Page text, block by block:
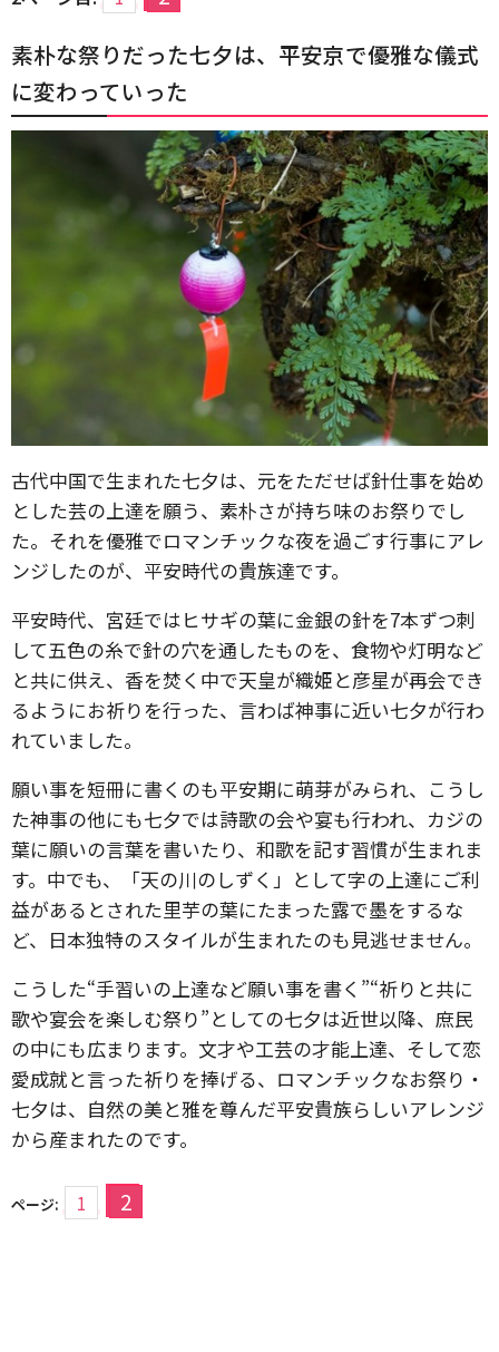
素朴な祭りだった七夕は、平安京で優雅な儀式
に変わっていった
古代中国で生まれた七夕は、元をただせば針仕事を始め
とした芸の上達を願う、素朴さが持ち味のお祭りでし
た。それを優雅でロマンチックな夜を過ごす行事にアレ
ンジしたのが、平安時代の貴族達です。
平安時代、宮廷ではヒサギの葉に金銀の針を7本ずつ刺
して五色の糸で針の穴を通したものを、食物や灯明など
と共に供え、香を焚く中で天皇が織姫と彦星が再会でき
るようにお祈りを行った、言わば神事に近い七夕が行わ
れていました。
願い事を短冊に書くのも平安期に萌芽がみられ、こうし
た神事の他にも七夕では詩歌の会や宴も行われ、カジの
葉に願いの言葉を書いたり、和歌を記す習慣が生まれま
す。中でも、「天の川のしずく」として字の上達にご利
益があるとされた里芋の葉にたまった露で墨をするな
ど、日本独特のスタイルが生まれたのも見逃せません。
こうした“手習いの上達など願い事を書く”“祈りと共に
歌や宴会を楽しむ祭り”としての七夕は近世以降、庶民
の中にも広まります。文才や工芸の才能上達、そして恋
愛成就と言った祈りを捧げる、ロマンチックなお祭り・
七夕は、自然の美と雅を尊んだ平安貴族らしいアレンジ
から産まれたのです。
ページ: 1 2